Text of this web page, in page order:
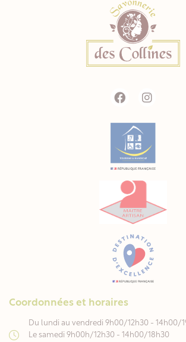
Coordonnées et horaires
Du lundi au vendredi 9h00/12h30 - 14h00/
Le samedi 9h00h/12h30 - 14h00/18h30